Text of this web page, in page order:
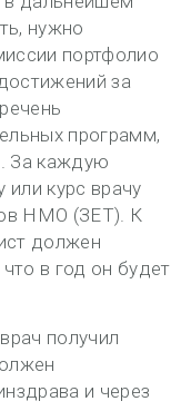
нужно
портфолио
за
программ,
За каждую
курс врачу
НМО (ЗЕТ). К
должен
в год он будет
получил
и через